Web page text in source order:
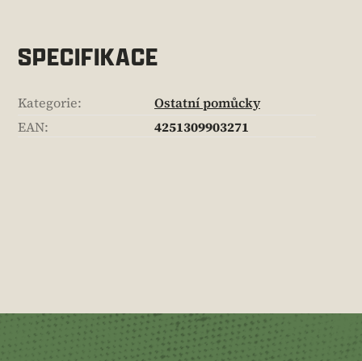
SPECIFIKACE
Kategorie:
Ostatní pomůcky
EAN: 4251309903271